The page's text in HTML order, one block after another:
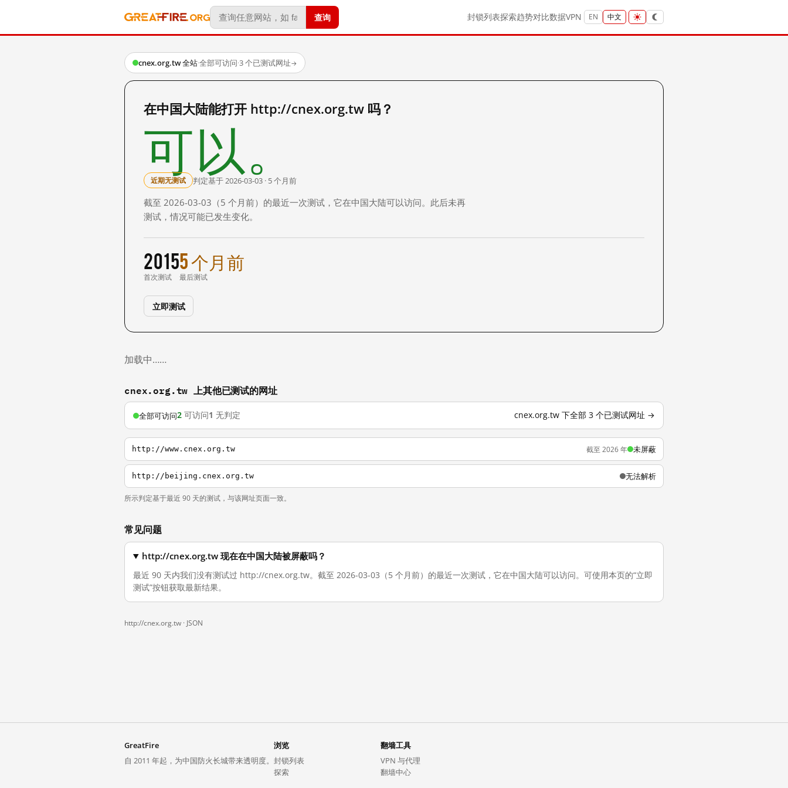
查询 封锁列表探索趋势对比数据VPN EN 中文
cnex.org.tw 全站·全部可访问·3 个已测试网址→
在中国大陆能打开 http://cnex.org.tw 吗？
可以。
近期无测试 判定基于 2026-03-03 · 5 个月前
截至 2026-03-03（5 个月前）的最近一次测试，它在中国大陆可以访问。此后未再
测试，情况可能已发生变化。
2015
首次测试
5 个月前
最后测试
立即测试
加载中……
cnex.org.tw 上其他已测试的网址
全部可访问2 可访问1 无判定 cnex.org.tw 下全部 3 个已测试网址 →
http://www.cnex.org.tw 截至 2026 年 未屏蔽
http://beijing.cnex.org.tw 无法解析
所示判定基于最近 90 天的测试，与该网址页面一致。
常见问题
http://cnex.org.tw 现在在中国大陆被屏蔽吗？
最近 90 天内我们没有测试过 http://cnex.org.tw。截至 2026-03-03（5 个月前）的最近一次测试，它在中国大陆可以访问。可使用本页的“立即
测试”按钮获取最新结果。
http://cnex.org.tw · JSON
GreatFire
自 2011 年起，为中国防火长城带来透明度。
浏览
封锁列表
探索
翻墙工具
VPN 与代理
翻墙中心